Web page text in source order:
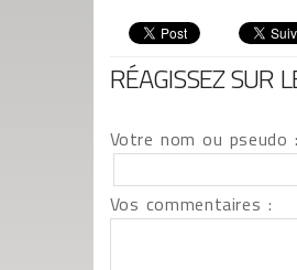
RÉAGISSEZ SUR
Votre nom ou pseudo :
Vos commentaires :